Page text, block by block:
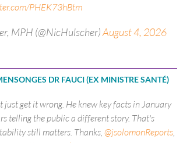
PHEK73hBtm
MPH (@NicHulscher)August 4, 2026
DR FAUCI (EX MINISTRE SANTÉ)
get it wrong. He knew key facts in January
telling the public a different story. That's
still matters. Thanks, @jsolomonReports,